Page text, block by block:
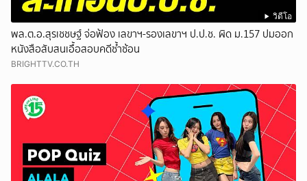
วิดีโอ
พล.ต.อ.สุรเชชษฐ์ จ่อฟ้อง เลขาฯ-รองเลขาฯ ป.ป.ช. ผิด ม.157 ปมออก
หนังสือสับสนเอื้อสอบคดีซ้ำซ้อน
BRIGHTTV.CO.TH